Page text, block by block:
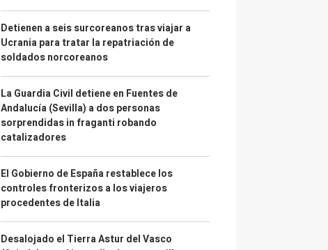
Detienen a seis surcoreanos tras viajar a
Ucrania para tratar la repatriación de
soldados norcoreanos
La Guardia Civil detiene en Fuentes de
Andalucía (Sevilla) a dos personas
sorprendidas in fraganti robando
catalizadores
El Gobierno de España restablece los
controles fronterizos a los viajeros
procedentes de Italia
Desalojado el Tierra Astur del Vasco